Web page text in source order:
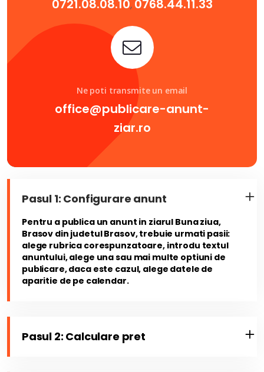
0721.08.08.10, 0768.44.11.33
Ne poti transmite un email
office@publicare-anunt-
ziar.ro
Pasul 1: Configurare anunt
Pentru a publica un anunt in ziarul Buna ziua,
Brasov din judetul Brasov, trebuie urmati pasii:
alege rubrica corespunzatoare, introdu textul
anuntului, alege una sau mai multe optiuni de
publicare, daca este cazul, alege datele de
aparitie de pe calendar.
Pasul 2: Calculare pret